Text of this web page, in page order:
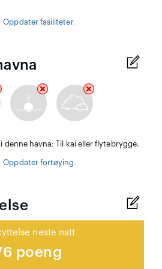
Oppdater fasiliteter.
denne havna: Til kai eller flytebrygge.
Oppdater fortøying.
neste natt
poeng